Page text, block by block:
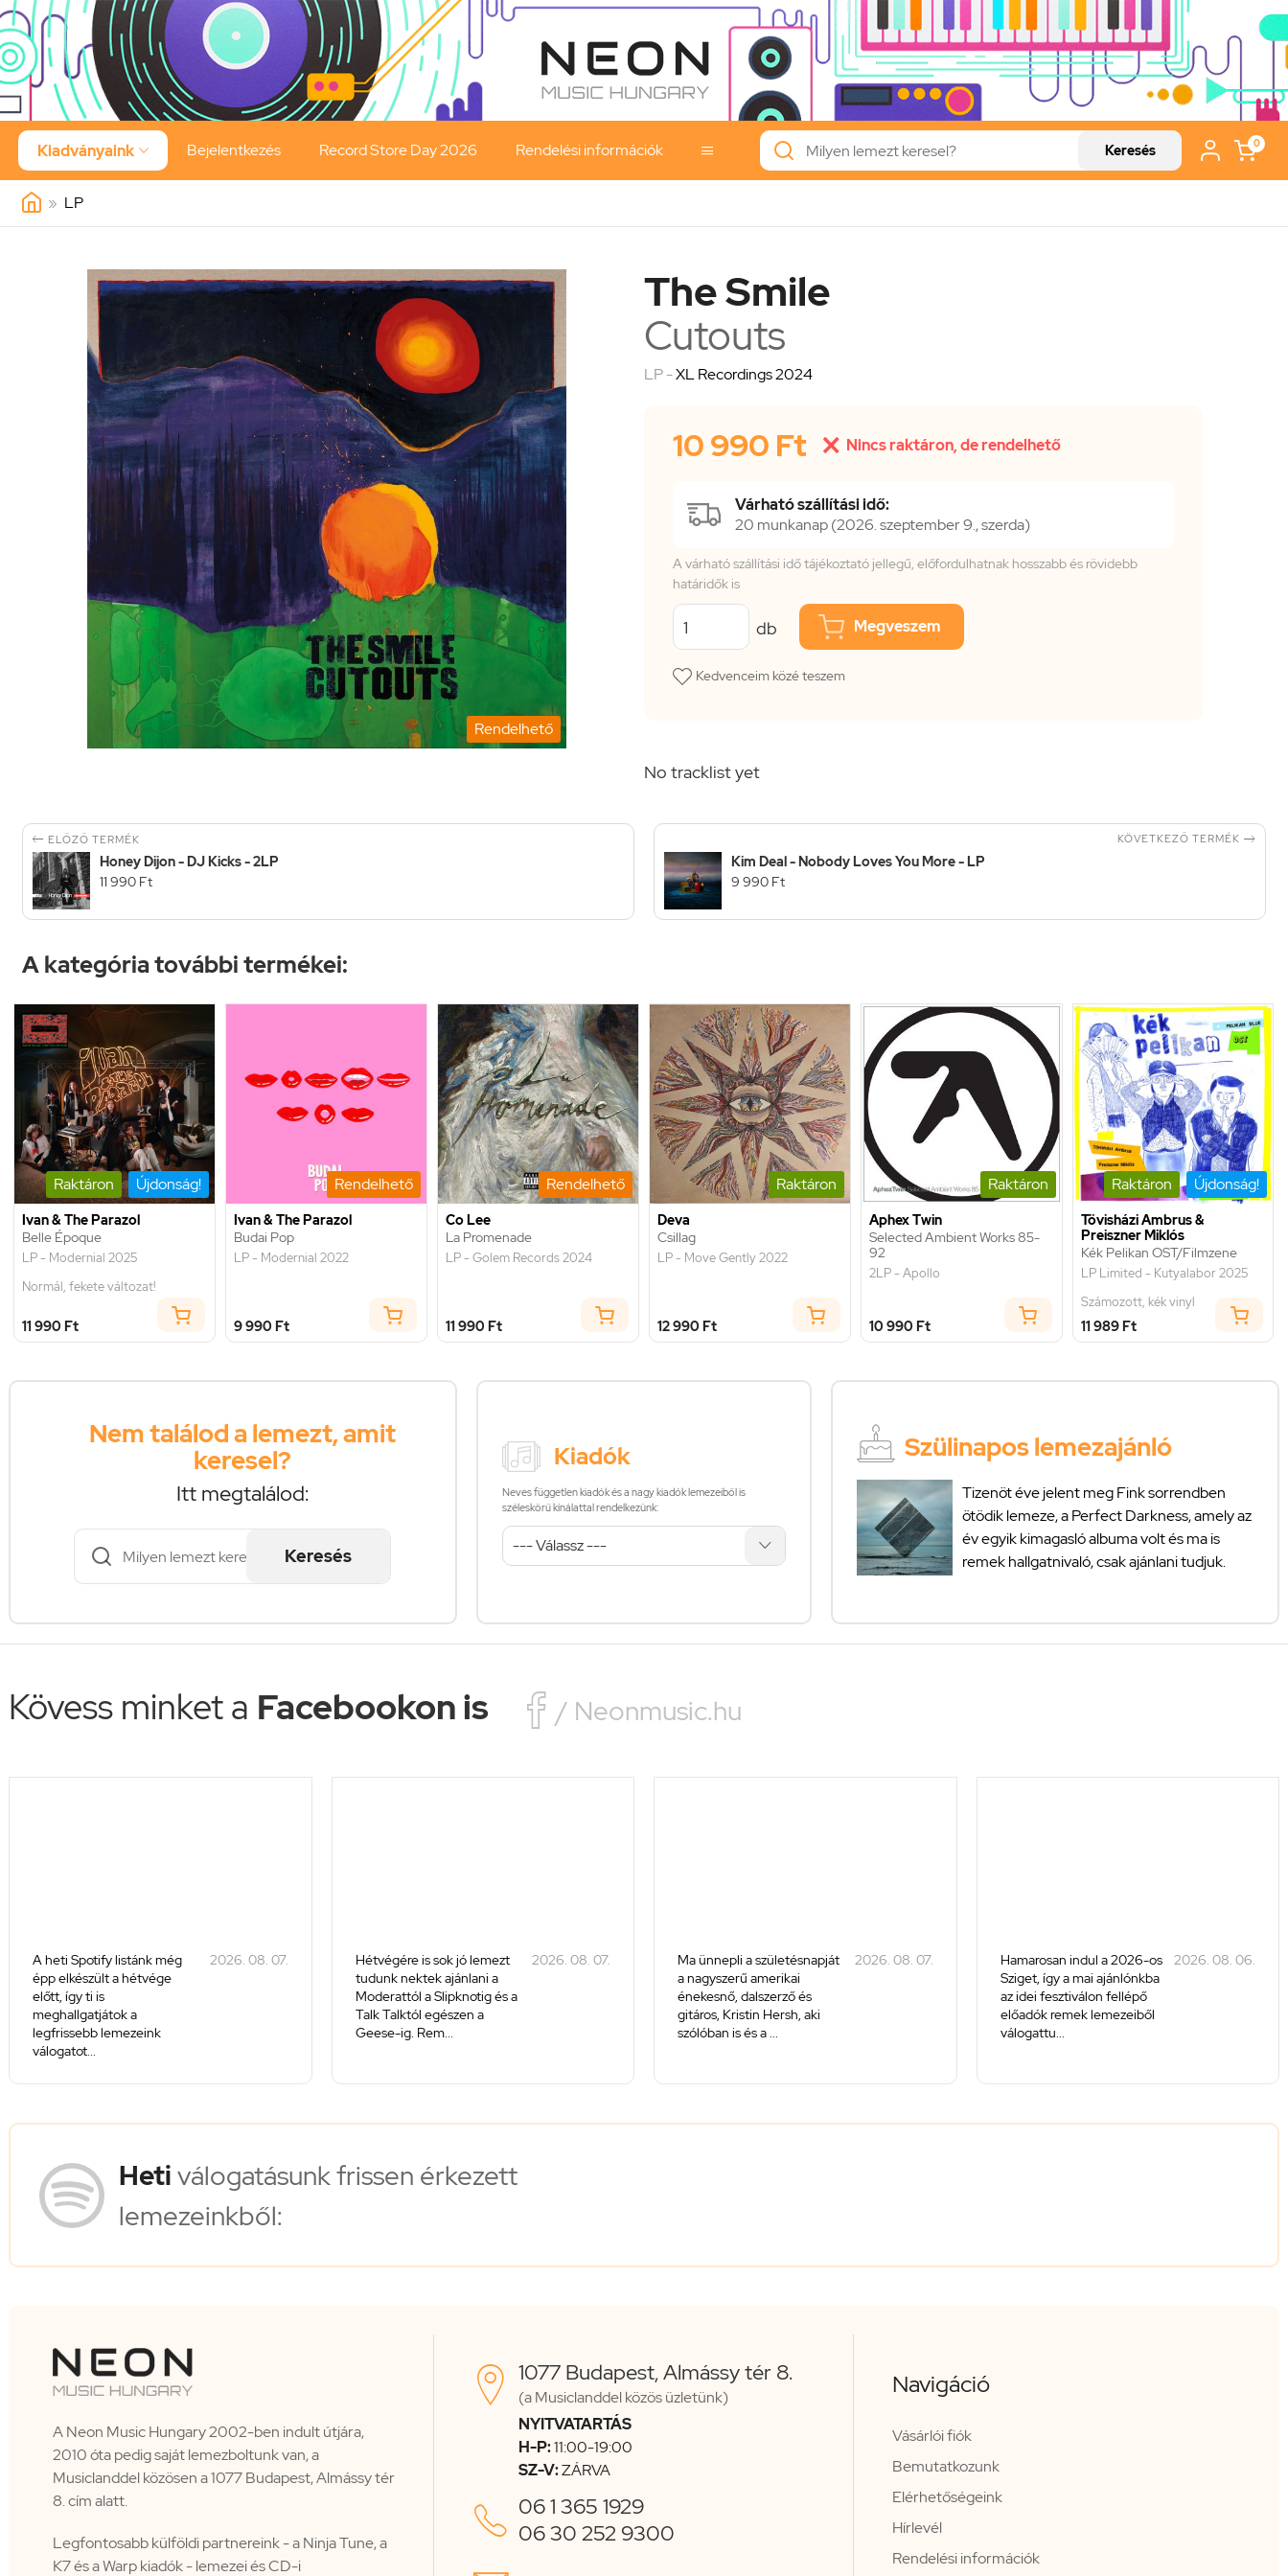
Kiadványaink  Bejelentkezés Record Store Day 2026 Rendelési információk  Keresés 0
» LP
Rendelhető
The Smile
Cutouts
LP -XL Recordings 2024
10 990 Ft  Nincs raktáron, de rendelhető
Várható szállítási idő:
20 munkanap (2026. szeptember 9., szerda)
A várható szállítási idő tájékoztató jellegű, előfordulhatnak hosszabb és rövidebb
határidők is
db Megveszem
Kedvenceim közé teszem
No tracklist yet
 ELŐZŐ TERMÉK
Honey Dijon - DJ Kicks - 2LP
11 990 Ft
KÖVETKEZŐ TERMÉK 
Kim Deal - Nobody Loves You More - LP
9 990 Ft
A kategória további termékei:
Raktáron Újdonság!
Ivan & The Parazol
Belle Époque
LP - Modernial 2025
Normál, fekete változat!
11 990 Ft
Rendelhető
Ivan & The Parazol
Budai Pop
LP - Modernial 2022
9 990 Ft
Rendelhető
Co Lee
La Promenade
LP - Golem Records 2024
11 990 Ft
Raktáron
Deva
Csillag
LP - Move Gently 2022
12 990 Ft
Raktáron
Aphex Twin
Selected Ambient Works 85-
92
2LP - Apollo
10 990 Ft
Raktáron Újdonság!
Tövisházi Ambrus &
Preiszner Miklós
Kék Pelikan OST/Filmzene
LP Limited - Kutyalabor 2025
Számozott, kék vinyl
11 989 Ft
Nem találod a lemezt, amit
keresel?
Itt megtalálod:
Keresés
Kiadók
Neves független kiadók és a nagy kiadók lemezeiből is
széleskörű kínálattal rendelkezünk:
Szülinapos lemezajánló
Tizenöt éve jelent meg Fink sorrendben
ötödik lemeze, a Perfect Darkness, amely az
év egyik kimagasló albuma volt és ma is
remek hallgatnivaló, csak ajánlani tudjuk.
Kövess minket a Facebookon is  / Neonmusic.hu
A heti Spotify listánk még
épp elkészült a hétvége
előtt, így ti is
meghallgatjátok a
legfrissebb lemezeink
válogatot...
2026. 08. 07.
Hétvégére is sok jó lemezt
tudunk nektek ajánlani a
Moderattól a Slipknotig és a
Talk Talktól egészen a
Geese-ig. Rem...
2026. 08. 07.
Ma ünnepli a születésnapját
a nagyszerű amerikai
énekesnő, dalszerző és
gitáros, Kristin Hersh, aki
szólóban is és a ...
2026. 08. 07.
Hamarosan indul a 2026-os
Sziget, így a mai ajánlónkba
az idei fesztiválon fellépő
előadók remek lemezeiből
válogattu...
2026. 08. 06.
Hetiválogatásunk frissen érkezett
lemezeinkből:
A Neon Music Hungary 2002-ben indult útjára,
2010 óta pedig saját lemezboltunk van, a
Musiclanddel közösen a 1077 Budapest, Almássy tér
8. cím alatt.
Legfontosabb külföldi partnereink - a Ninja Tune, a
K7 és a Warp kiadók - lemezei és CD-i
 1077 Budapest, Almássy tér 8.
(a Musiclanddel közös üzletünk)
NYITVATARTÁS
H-P:11:00-19:00
SZ-V:ZÁRVA
 06 1 365 1929
06 30 252 9300
Navigáció
Vásárlói fiók
Bemutatkozunk
Elérhetőségeink
Hírlevél
Rendelési információk